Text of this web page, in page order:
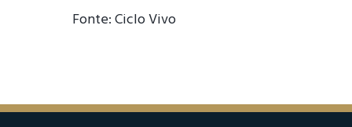
Fonte: Ciclo Vivo